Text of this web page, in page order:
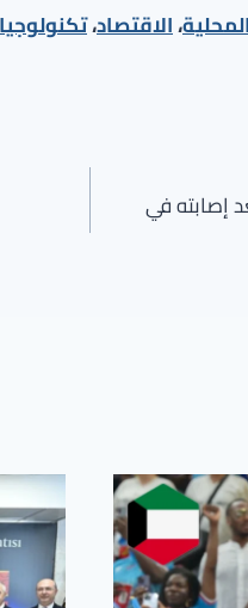
،الاقتصاد،تكنولوجيا
إصابته في